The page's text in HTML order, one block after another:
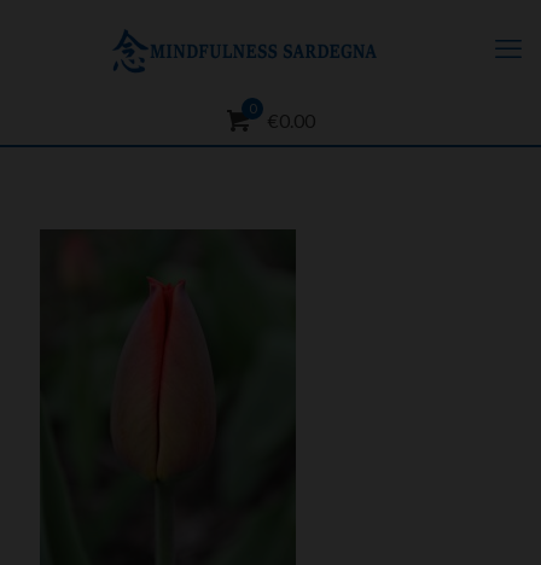
0
€0.00